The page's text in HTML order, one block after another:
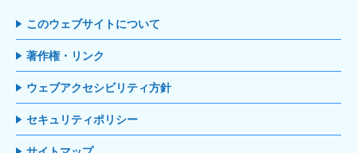
このウェブサイトについて
著作権・リンク
ウェブアクセシビリティ方針
セキュリティポリシー